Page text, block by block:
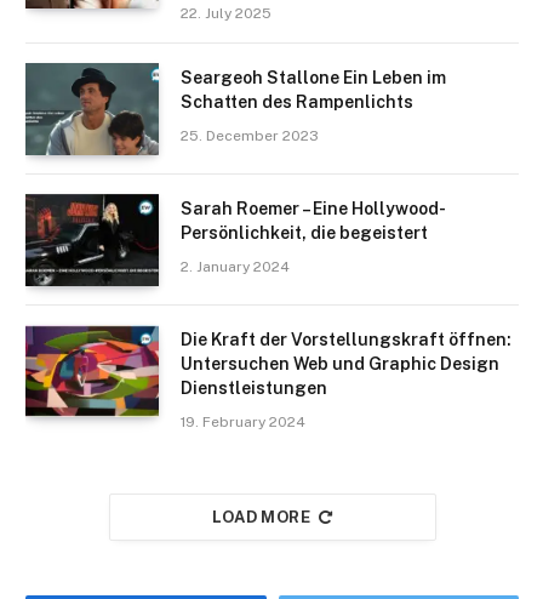
22. July 2025
Seargeoh Stallone Ein Leben im
Schatten des Rampenlichts
25. December 2023
Sarah Roemer – Eine Hollywood-
Persönlichkeit, die begeistert
2. January 2024
Die Kraft der Vorstellungskraft öffnen:
Untersuchen Web und Graphic Design
Dienstleistungen
19. February 2024
LOAD MORE